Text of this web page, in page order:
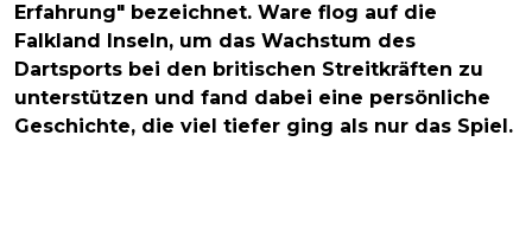
Erfahrung" bezeichnet. Ware flog auf die
Falkland Inseln, um das Wachstum des
Dartsports bei den britischen Streitkräften zu
unterstützen und fand dabei eine persönliche
Geschichte, die viel tiefer ging als nur das Spiel.